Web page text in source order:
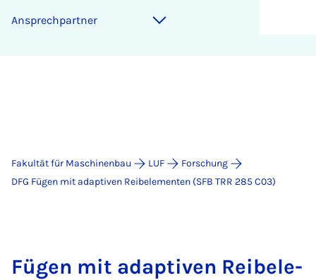
An­sprech­part­ner
Fakultät für Maschinenbau LUF
Forschung
DFG Fügen mit adaptiven Reibelementen (SFB TRR 285 C03)
Fü­gen mit ad­ap­ti­ven Rei­bele­